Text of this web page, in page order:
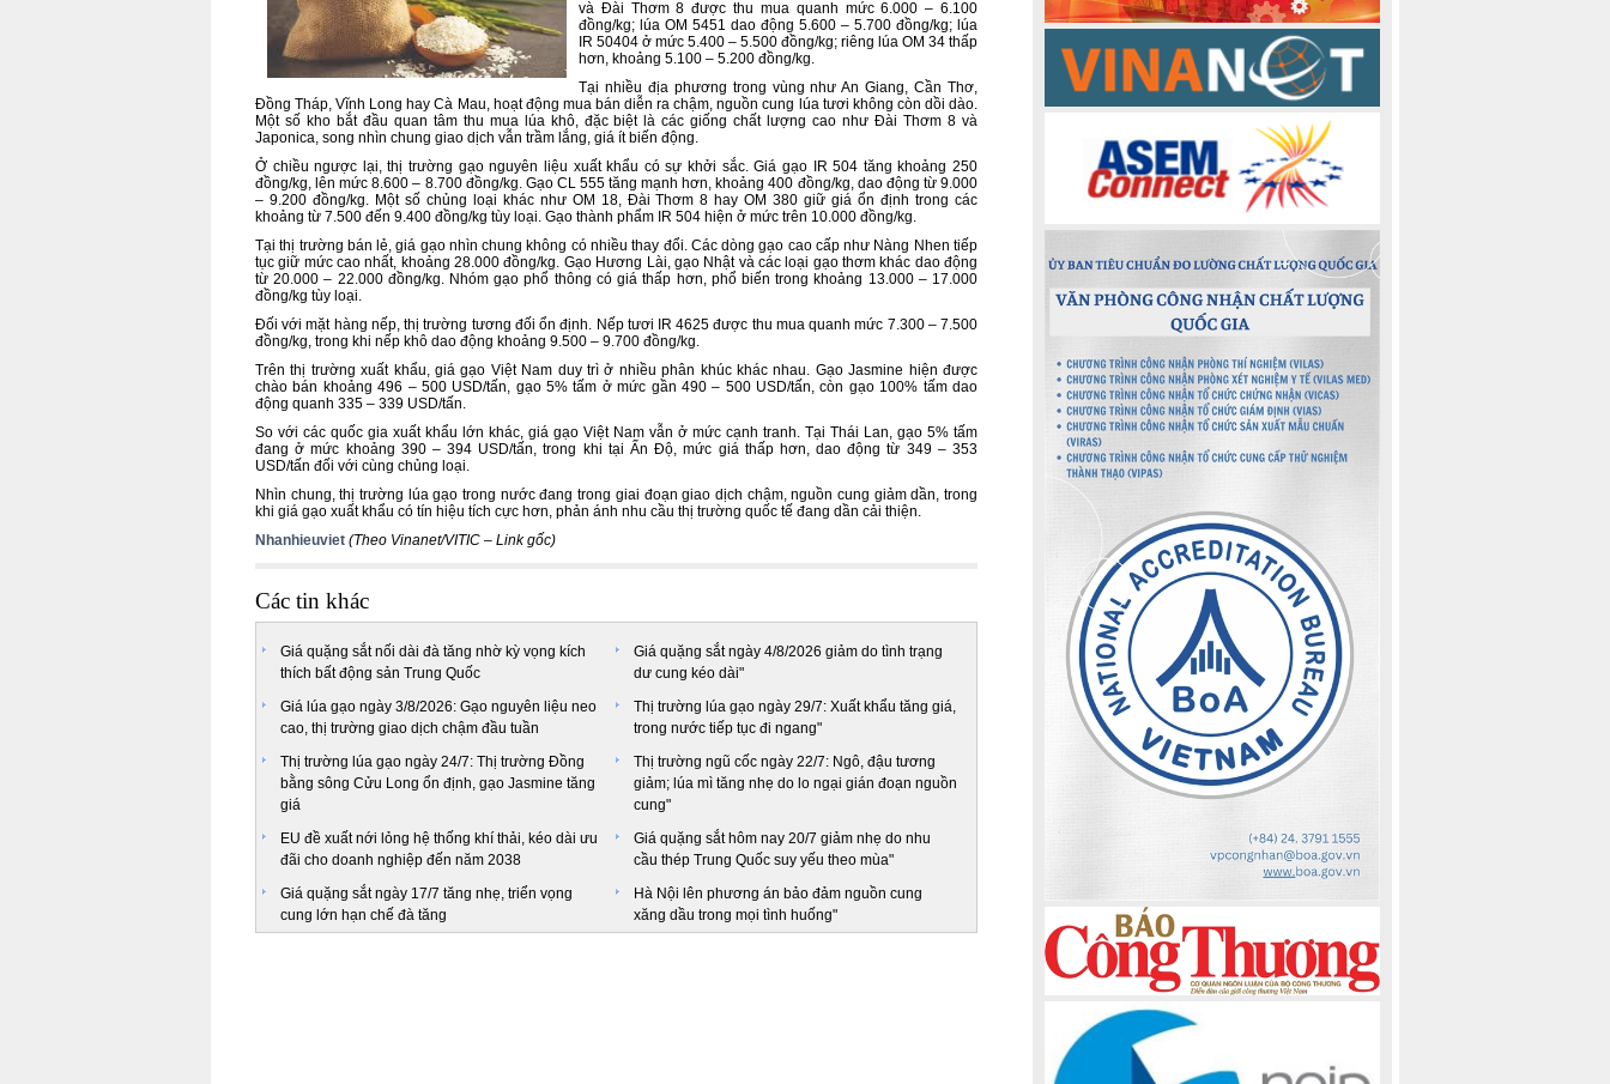
và Đài Thơm 8 được thu mua quanh mức 6.000 – 6.100
đồng/kg; lúa OM 5451 dao động 5.600 – 5.700 đồng/kg; lúa
IR 50404 ở mức 5.400 – 5.500 đồng/kg; riêng lúa OM 34 thấp
hơn, khoảng 5.100 – 5.200 đồng/kg.
Tại nhiều địa phương trong vùng như An Giang, Cần Thơ,
Đồng Tháp, Vĩnh Long hay Cà Mau, hoạt động mua bán diễn ra chậm, nguồn cung lúa tươi không còn dồi dào.
Một số kho bắt đầu quan tâm thu mua lúa khô, đặc biệt là các giống chất lượng cao như Đài Thơm 8 và
Japonica, song nhìn chung giao dịch vẫn trầm lắng, giá ít biến động.
Ở chiều ngược lại, thị trường gạo nguyên liệu xuất khẩu có sự khởi sắc. Giá gạo IR 504 tăng khoảng 250
đồng/kg, lên mức 8.600 – 8.700 đồng/kg. Gạo CL 555 tăng mạnh hơn, khoảng 400 đồng/kg, dao động từ 9.000
– 9.200 đồng/kg. Một số chủng loại khác như OM 18, Đài Thơm 8 hay OM 380 giữ giá ổn định trong các
khoảng từ 7.500 đến 9.400 đồng/kg tùy loại. Gạo thành phẩm IR 504 hiện ở mức trên 10.000 đồng/kg.
Tại thị trường bán lẻ, giá gạo nhìn chung không có nhiều thay đổi. Các dòng gạo cao cấp như Nàng Nhen tiếp
tục giữ mức cao nhất, khoảng 28.000 đồng/kg. Gạo Hương Lài, gạo Nhật và các loại gạo thơm khác dao động
từ 20.000 – 22.000 đồng/kg. Nhóm gạo phổ thông có giá thấp hơn, phổ biến trong khoảng 13.000 – 17.000
đồng/kg tùy loại.
Đối với mặt hàng nếp, thị trường tương đối ổn định. Nếp tươi IR 4625 được thu mua quanh mức 7.300 – 7.500
đồng/kg, trong khi nếp khô dao động khoảng 9.500 – 9.700 đồng/kg.
Trên thị trường xuất khẩu, giá gạo Việt Nam duy trì ở nhiều phân khúc khác nhau. Gạo Jasmine hiện được
chào bán khoảng 496 – 500 USD/tấn, gạo 5% tấm ở mức gần 490 – 500 USD/tấn, còn gạo 100% tấm dao
động quanh 335 – 339 USD/tấn.
So với các quốc gia xuất khẩu lớn khác, giá gạo Việt Nam vẫn ở mức cạnh tranh. Tại Thái Lan, gạo 5% tấm
đang ở mức khoảng 390 – 394 USD/tấn, trong khi tại Ấn Độ, mức giá thấp hơn, dao động từ 349 – 353
USD/tấn đối với cùng chủng loại.
Nhìn chung, thị trường lúa gạo trong nước đang trong giai đoạn giao dịch chậm, nguồn cung giảm dần, trong
khi giá gạo xuất khẩu có tín hiệu tích cực hơn, phản ánh nhu cầu thị trường quốc tế đang dần cải thiện.
Nhanhieuviet (Theo Vinanet/VITIC – Link gốc)
Các tin khác
Giá quặng sắt nối dài đà tăng nhờ kỳ vọng kích
thích bất động sản Trung Quốc
Giá quặng sắt ngày 4/8/2026 giảm do tình trạng
dư cung kéo dài"
Giá lúa gạo ngày 3/8/2026: Gạo nguyên liệu neo
cao, thị trường giao dịch chậm đầu tuần
Thị trường lúa gạo ngày 29/7: Xuất khẩu tăng giá,
trong nước tiếp tục đi ngang"
Thị trường lúa gạo ngày 24/7: Thị trường Đồng
bằng sông Cửu Long ổn định, gạo Jasmine tăng
giá
Thị trường ngũ cốc ngày 22/7: Ngô, đậu tương
giảm; lúa mì tăng nhẹ do lo ngại gián đoạn nguồn
cung"
EU đề xuất nới lỏng hệ thống khí thải, kéo dài ưu
đãi cho doanh nghiệp đến năm 2038
Giá quặng sắt hôm nay 20/7 giảm nhẹ do nhu
cầu thép Trung Quốc suy yếu theo mùa"
Giá quặng sắt ngày 17/7 tăng nhẹ, triển vọng
cung lớn hạn chế đà tăng
Hà Nội lên phương án bảo đảm nguồn cung
xăng dầu trong mọi tình huống"